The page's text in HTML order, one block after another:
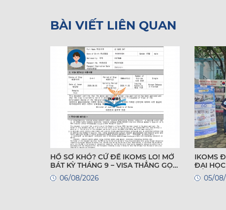
BÀI VIẾT LIÊN QUAN
HỒ SƠ KHÓ? CỨ ĐỂ IKOMS LO! MỞ
BÁT KỲ THÁNG 9 – VISA THẲNG GỌI
TÊN LÊ QUỐC ĐẠT!
06/08/2026
IKOMS
ĐẠI HỌC
QUỐC:
05/